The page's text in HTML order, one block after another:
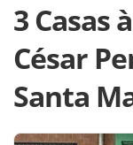
3 Casas
César
Santa